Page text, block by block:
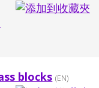
blocks (EN)